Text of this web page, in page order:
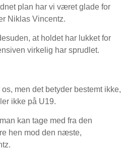
plan har vi været glade for
Niklas Vincentz.
at holdet har lukket for
virkelig har sprudlet.
men det betyder bestemt ikke,
ikke på U19.
kan tage med fra den
hen mod den næste,